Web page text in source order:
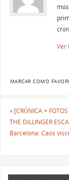
Ver
MARCAR COMO
«[CRÓNICA +
THE DILLINGER
Barcelona: Caos